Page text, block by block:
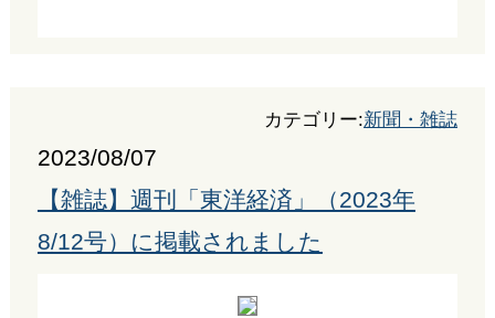
カテゴリー:新聞・雑誌
2023/08/07
【雑誌】週刊「東洋経済」（2023年
8/12号）に掲載されました